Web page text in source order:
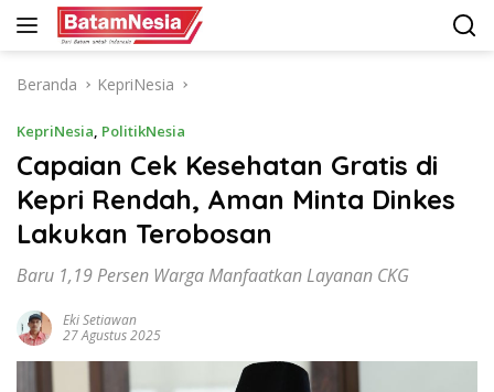
Langsung
Beranda
KepriNesia
KepriNesia, PolitikNesia
Capaian Cek Kesehatan Gratis di
Kepri Rendah, Aman Minta Dinkes
Lakukan Terobosan
Baru 1,19 Persen Warga Manfaatkan Layanan CKG
Eki Setiawan
27 Agustus 2025